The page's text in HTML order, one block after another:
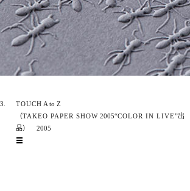
3. TOUCH A to Z
（TAKEO PAPER SHOW 2005“COLOR IN LIVE”出
品）
2005